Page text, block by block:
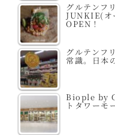
グルテンフ
JUNKIE(オ
OPEN！
グルテンフ
常識。日本
Biople by
トタワーモ